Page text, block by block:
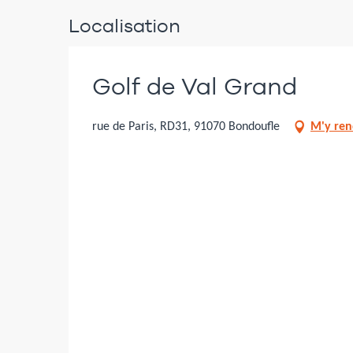
Localisation
Golf de Val Grand
rue de Paris, RD31, 91070 Bondoufle M'y